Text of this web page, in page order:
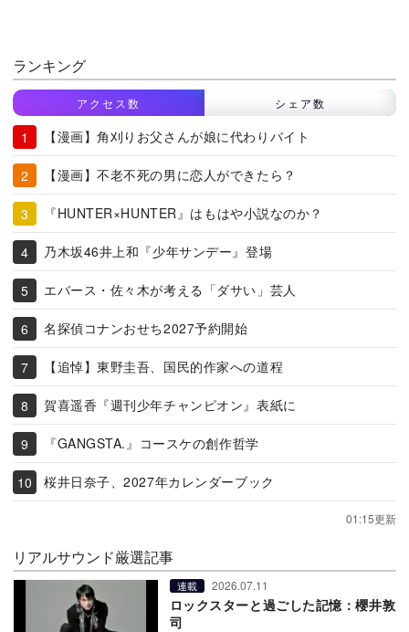
ランキング
アクセス数 シェア数
【漫画】角刈りお父さんが娘に代わりバイト
【漫画】不老不死の男に恋人ができたら？
『HUNTER×HUNTER』はもはや小説なのか？
乃木坂46井上和『少年サンデー』登場
エバース・佐々木が考える「ダサい」芸人
名探偵コナンおせち2027予約開始
【追悼】東野圭吾、国民的作家への道程
賀喜遥香『週刊少年チャンピオン』表紙に
『GANGSTA.』コースケの創作哲学
桜井日奈子、2027年カレンダーブック
01:15更新
リアルサウンド厳選記事
連載 2026.07.11
ロックスターと過ごした記憶：櫻井敦
司